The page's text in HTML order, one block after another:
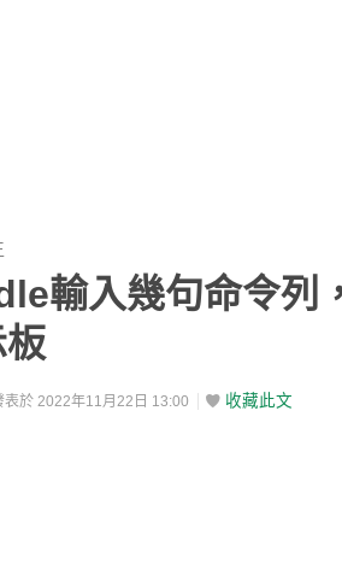
輸入幾句命令列
表於 2022年11月22日 13:00 收藏此文